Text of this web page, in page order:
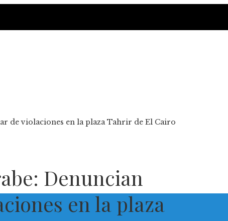
de violaciones en la plaza Tahrir de El Cairo
Denuncian
en la plaza